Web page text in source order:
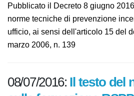
Pubblicato il Decreto 8 giugno
norme tecniche di prevenzione
ufficio, ai sensi dell'articolo 15
marzo 2006, n. 139
08/07/2016:Il testo